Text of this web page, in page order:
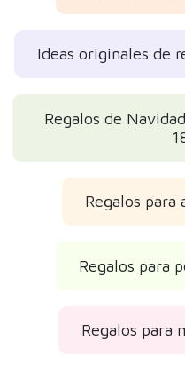
Ideas originales de
Regalos de
Regalos para
Regalos para
Regalos para